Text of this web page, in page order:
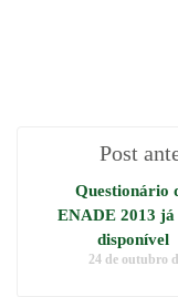
Post
Questionário
ENADE 2013 já
disponível
24 de outubro